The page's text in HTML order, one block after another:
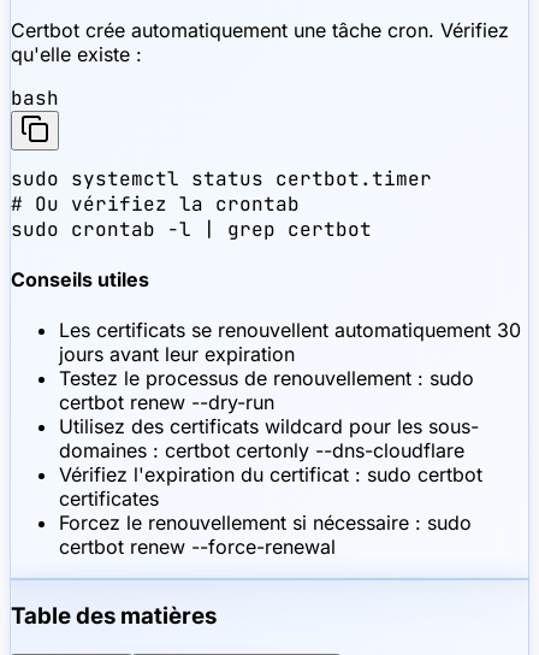
Certbot crée automatiquement une tâche cron. Vérifiez
qu'elle existe :
bash
sudo systemctl status certbot.timer
# Ou vérifiez la crontab
sudo crontab -l | grep certbot
Conseils utiles
Les certificats se renouvellent automatiquement 30
jours avant leur expiration
Testez le processus de renouvellement : sudo
certbot renew --dry-run
Utilisez des certificats wildcard pour les sous-
domaines : certbot certonly --dns-cloudflare
Vérifiez l'expiration du certificat : sudo certbot
certificates
Forcez le renouvellement si nécessaire : sudo
certbot renew --force-renewal
Table des matières